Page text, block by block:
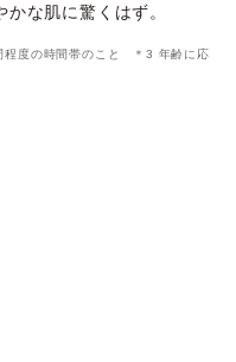
るWebメディア
な肌に驚くはず。
度の時間帯のこと ＊3 年齢に応